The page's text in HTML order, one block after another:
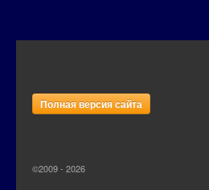
Полная версия сайта
©2009 - 2026